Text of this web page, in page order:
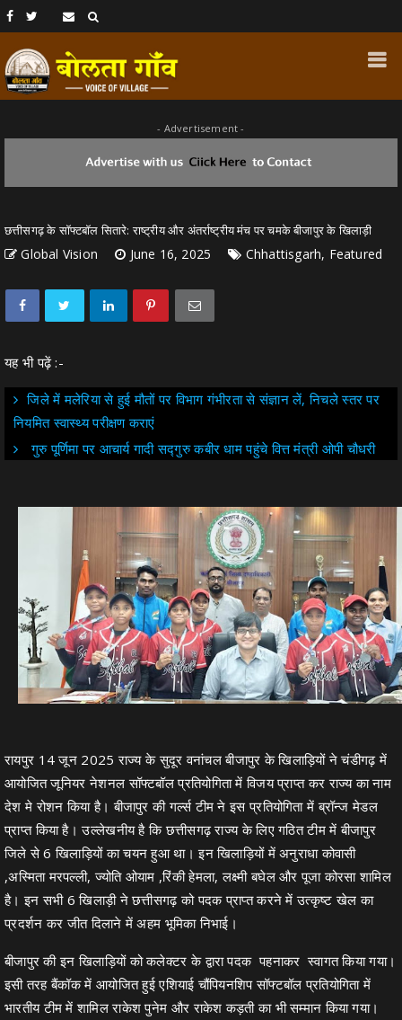
- Advertisement -
छत्तीसगढ़ के सॉफ्टबॉल सितारे: राष्ट्रीय और अंतर्राष्ट्रीय मंच पर चमके बीजापुर के खिलाड़ी
Global Vision June 16, 2025 Chhattisgarh, Featured
यह भी पढ़ें :-
जिले में मलेरिया से हुई मौतों पर विभाग गंभीरता से संज्ञान लें, निचले स्तर पर
नियमित स्वास्थ्य परीक्षण कराएं
गुरु पूर्णिमा पर आचार्य गादी सद्गुरु कबीर धाम पहुंचे वित्त मंत्री ओपी चौधरी
रायपुर 14 जून 2025 राज्य के सुदूर वनांचल बीजापुर के खिलाड़ियों ने चंडीगढ़ में
आयोजित जूनियर नेशनल सॉफ्टबॉल प्रतियोगिता में विजय प्राप्त कर राज्य का नाम
देश मे रोशन किया है। बीजापुर की गर्ल्स टीम ने इस प्रतियोगिता में ब्रॉन्ज मेडल
प्राप्त किया है। उल्लेखनीय है कि छत्तीसगढ़ राज्य के लिए गठित टीम में बीजापुर
जिले से 6 खिलाड़ियों का चयन हुआ था। इन खिलाड़ियों में अनुराधा कोवासी
,अस्मिता मरपल्ली, ज्योति ओयाम ,रिंकी हेमला, लक्ष्मी बघेल और पूजा कोरसा शामिल
है। इन सभी 6 खिलाड़ी ने छत्तीसगढ़ को पदक प्राप्त करने में उत्कृष्ट खेल का
प्रदर्शन कर जीत दिलाने में अहम भूमिका निभाई।
बीजापुर की इन खिलाड़ियों को कलेक्टर के द्वारा पदक पहनाकर स्वागत किया गया।
इसी तरह बैंकॉक में आयोजित हुई एशियाई चौंपियनशिप सॉफ्टबॉल प्रतियोगिता में
भारतीय टीम में शामिल राकेश पुनेम और राकेश कड़ती का भी सम्मान किया गया।